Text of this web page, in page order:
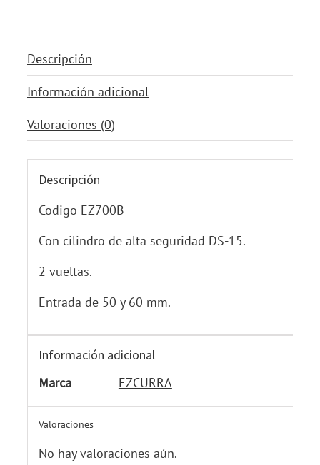
Descripción
Información adicional
Valoraciones (0)
Descripción
Codigo EZ700B
Con cilindro de alta seguridad DS-15.
2 vueltas.
Entrada de 50 y 60 mm.
Información adicional
Marca
EZCURRA
Valoraciones
No hay valoraciones aún.